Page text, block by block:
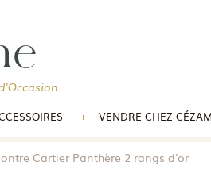
VENDRE CHEZ
Cartier Panthère 2 rangs d'or